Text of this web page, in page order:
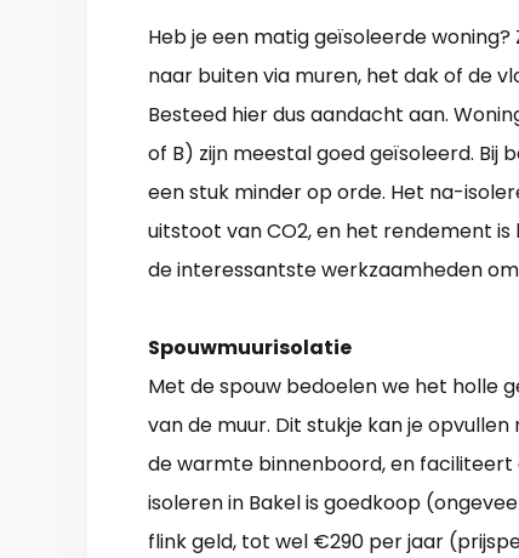
Heb je een matig geïsoleerde
naar buiten via muren, het dak of de
Besteed hier dus aandacht aan.
of B) zijn meestal goed geïsoleerd. Bij
een stuk minder op orde. Het na-
uitstoot van CO2, en het rendement
de interessantste werkzaamheden
Spouwmuurisolatie
Met de spouw bedoelen we het holle
van de muur. Dit stukje kan je
de warmte binnenboord, en
isoleren in Bakel is goedkoop
flink geld, tot wel €290 per jaar